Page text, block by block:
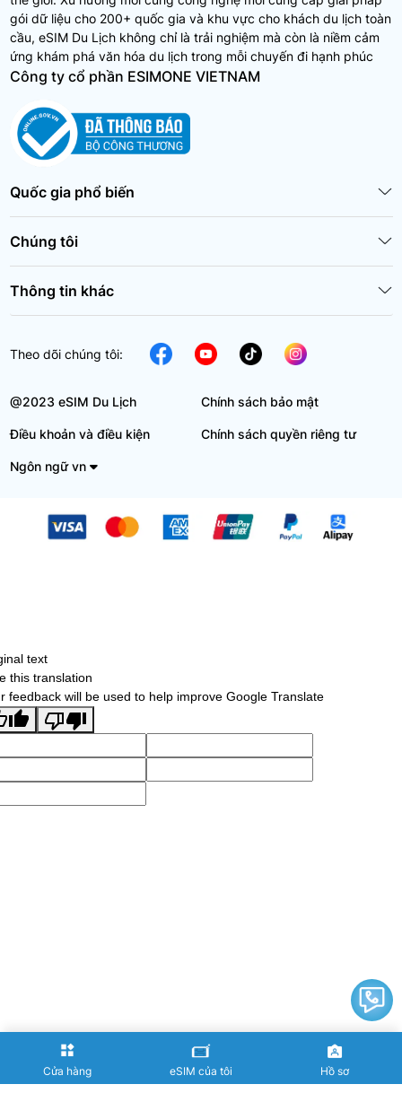
gói dữ liệu cho 200+ quốc gia và khu vực cho khách du lịch toàn
cầu, eSIM Du Lịch không chỉ là trải nghiệm mà còn là niềm cảm
ứng khám phá văn hóa du lịch trong mỗi chuyến đi hạnh phúc
Công ty cổ phần ESIMONE VIETNAM
Quốc gia phổ biến
Chúng tôi
Thông tin khác
Theo dõi chúng tôi:
@2023 eSIM Du Lịch Chính sách bảo mật
Điều khoản và điều kiện Chính sách quyền riêng tư
Ngôn ngữ vn
Cửa hàng eSIM của tôi Hồ sơ
text
this translation
feedback will be used to help improve Google Translate